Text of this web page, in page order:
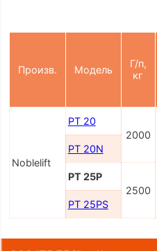
Произв. Модель
Г/п,
кг
Noblelift
PT 20
2000
PT 20N
PT 25P
2500
PT 25PS